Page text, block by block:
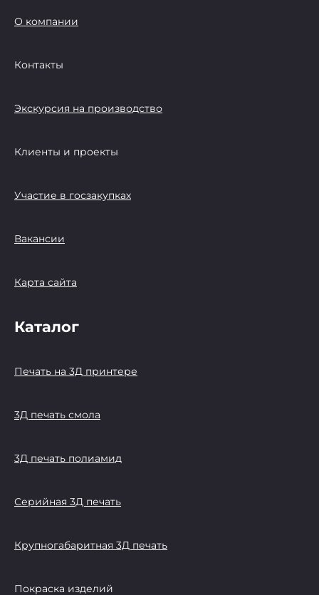
О компании
Контакты
Экскурсия на производство
Клиенты и проекты
Участие в госзакупках
Вакансии
Карта сайта
Каталог
Печать на 3Д принтере
3Д печать смола
3Д печать полиамид
Серийная 3Д печать
Крупногабаритная 3Д печать
Покраска изделий